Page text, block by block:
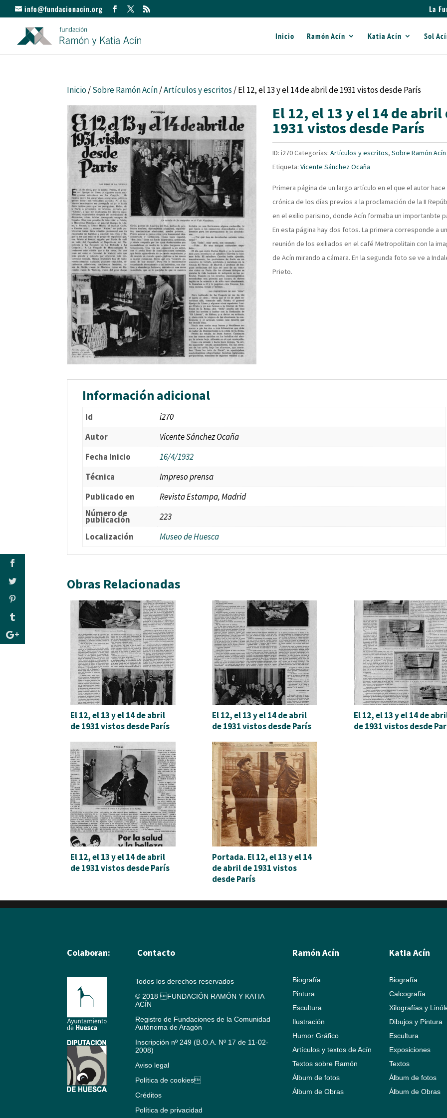
info@fundacionacin.org La
Inicio Ramón Acín Katia Acín Sol
Inicio/Sobre Ramón Acín/Artículos y escritos / El 12, el 13 y el 14 de abril de 1931 vistos desde París
El 12, el 13 y el 14 de abril
1931 vistos desde París
ID:i270Categorías:Artículos y escritos,Sobre Ramón Acín
Etiqueta:Vicente Sánchez Ocaña
Primera página de un largo artículo en el que el autor hace
crónica de los días previos a la proclamación de la II
en el exilio parisino, donde Acín formaba un importanbte
En esta página hay dos fotos. La primera corresponde a
reunión de los exiliados en el café Metropolitain con la
de Acín mirando a cámara. En la segunda foto se ve a
Prieto.
Información adicional
id
i270
Autor
Vicente Sánchez Ocaña
Fecha Inicio
16/4/1932
Técnica
Impreso prensa
Publicado en
Revista Estampa, Madrid
Número de
publicación
223
Localización
Museo de Huesca
Obras Relacionadas
El 12, el 13 y el 14 de abril
de 1931 vistos desde París
El 12, el 13 y el 14 de abril
de 1931 vistos desde París
El 12, el 13 y el 14 de
de 1931 vistos desde
El 12, el 13 y el 14 de abril
de 1931 vistos desde París
Portada. El 12, el 13 y el 14
de abril de 1931 vistos
desde París
Colaboran: Contacto
Todos los derechos reservados
© 2018 FUNDACIÓN RAMÓN Y KATIA
ACÍN
Registro de Fundaciones de la Comunidad
Autónoma de Aragón
Inscripción nº 249 (B.O.A. Nº 17 de 11-02-
2008)
Aviso legal
Política de cookies
Créditos
Política de privacidad
Ramón Acín
Biografía
Pintura
Escultura
Ilustración
Humor Gráfico
Artículos y textos de Acín
Textos sobre Ramón
Álbum de fotos
Álbum de Obras
Katia Acín
Biografía
Calcografía
Xilografías y
Dibujos y Pintura
Escultura
Exposiciones
Textos
Álbum de fotos
Álbum de Obras